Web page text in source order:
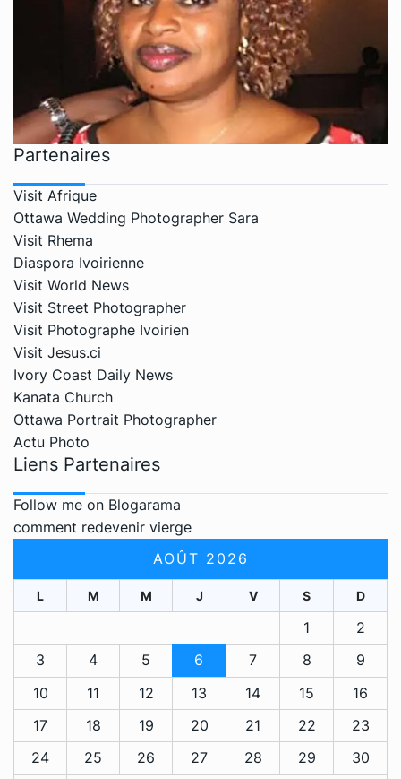
Partenaires
Visit Afrique
Ottawa Wedding Photographer Sara
Visit Rhema
Diaspora Ivoirienne
Visit World News
Visit Street Photographer
Visit Photographe Ivoirien
Visit Jesus.ci
Ivory Coast Daily News
Kanata Church
Ottawa Portrait Photographer
Actu Photo
Liens Partenaires
Follow me on Blogarama
comment redevenir vierge
AOÛT 2026
L M M J V S D
1
2
3
4 5 6 7 8
9
10
11 12 13 14 15
16
17
18 19 20 21 22
23
24
25 26 27 28 29
30